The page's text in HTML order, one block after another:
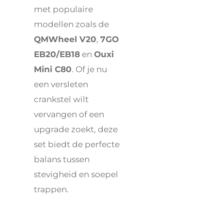
met populaire
modellen zoals de
QMWheel V20, 7GO
EB20/EB18en Ouxi
Mini C80. Of je nu
een versleten
crankstel wilt
vervangen of een
upgrade zoekt, deze
set biedt de perfecte
balans tussen
stevigheid en soepel
trappen.